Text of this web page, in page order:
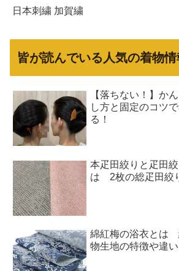
日本刺繍 加賀繍
皆が読んでいる人気の着物情
【落ちない！】か
し方と固定のコツ
る！
本疋田絞りと疋田
は 2枚の総疋田絞
綿紅梅の浴衣とは
物生地の特徴や違